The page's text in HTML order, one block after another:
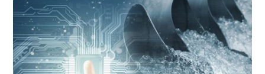
página